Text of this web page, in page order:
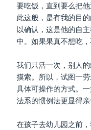
要吃饭，直到要么把
此这般，是有我的目
以确认，这是他的自
中。如果果真不想吃
我们只活一次，别人
摸索。所以，试图一
具体可操作的方式。
法系的惯例法更显得亲
在孩子去幼儿园之前